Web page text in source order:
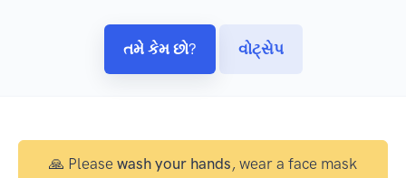
તમે કેમ છો? વોટ્સેપ
🙏 Please wash your hands, wear a face mask